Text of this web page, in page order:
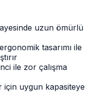
uzun ömürlü
tasarımı ile
ile zor çalışma
için uygun kapasiteye